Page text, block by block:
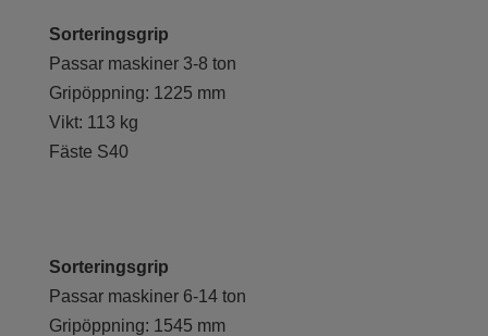
Sorteringsgrip
Passar maskiner 3-8 ton
Gripöppning: 1225 mm
Vikt: 113 kg
Fäste S40
Sorteringsgrip
Passar maskiner 6-14 ton
Gripöppning: 1545 mm